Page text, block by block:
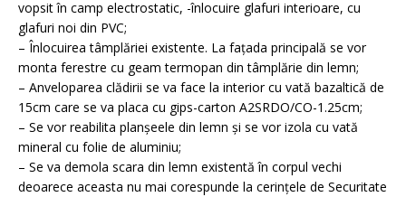
vopsit în camp electrostatic, -înlocuire glafuri interioare, cu
glafuri noi din PVC;
– Înlocuirea tâmplăriei existente. La faţada principală se vor
monta ferestre cu geam termopan din tâmplărie din lemn;
– Anveloparea clădirii se va face la interior cu vată bazaltică de
15cm care se va placa cu gips-carton A2SRDO/CO-1.25cm;
– Se vor reabilita planşeele din lemn şi se vor izola cu vată
mineral cu folie de aluminiu;
– Se va demola scara din lemn existentă în corpul vechi
deoarece aceasta nu mai corespunde la cerinţele de Securitate